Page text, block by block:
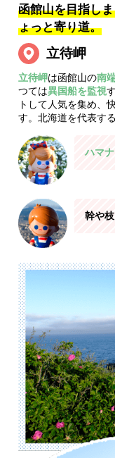
函館山を目指し
ょっと寄り道。
立待岬
立待岬は函館山の南
つては異国船を監視
トして人気を集め、
す。北海道を代表す
ハマ
幹や